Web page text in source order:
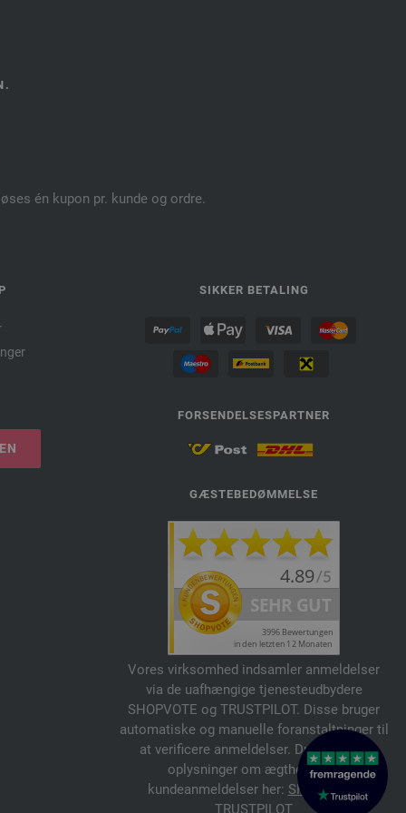
én kupon pr. kunde og ordre.
SIKKER BETALING
FORSENDELSESPARTNER
GÆSTEBEDØMMELSE
Vores virksomhed indsamler anmeldelser
via de uafhængige tjenesteudbydere
SHOPVOTE og TRUSTPILOT. Disse bruger
automatiske og manuelle foranstaltninger til
at verificere anmeldelser. Du kan finde
oplysninger om ægtheden af
kundeanmeldelser her: SHOPVOTE
TRUSTPILOT